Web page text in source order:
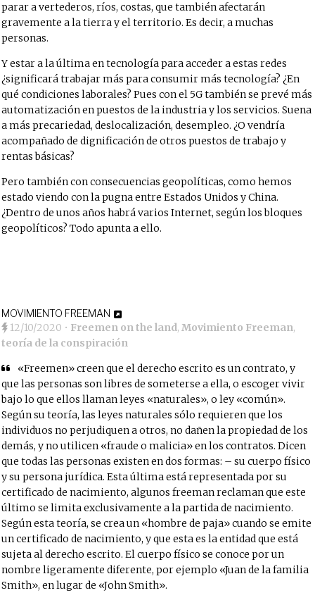
parar a vertederos, ríos, costas, que también afectarán
gravemente a la tierra y el territorio. Es decir, a muchas
personas.
Y estar a la última en tecnología para acceder a estas redes
¿significará trabajar más para consumir más tecnología? ¿En
qué condiciones laborales? Pues con el 5G también se prevé más
automatización en puestos de la industria y los servicios. Suena
a más precariedad, deslocalización, desempleo. ¿O vendría
acompañado de dignificación de otros puestos de trabajo y
rentas básicas?
Pero también con consecuencias geopolíticas, como hemos
estado viendo con la pugna entre Estados Unidos y China.
¿Dentro de unos años habrá varios Internet, según los bloques
geopolíticos? Todo apunta a ello.
MOVIMIENTO FREEMAN
12/10/2020 • Freemen on the land,Movimiento Freeman,
teoría de la conspiración
«Freemen» creen que el derecho escrito es un contrato, y
que las personas son libres de someterse a ella, o escoger vivir
bajo lo que ellos llaman leyes «naturales», o ley «común».
Según su teoría, las leyes naturales sólo requieren que los
individuos no perjudiquen a otros, no dañen la propiedad de los
demás, y no utilicen «fraude o malicia» en los contratos. Dicen
que todas las personas existen en dos formas: – su cuerpo físico
y su persona jurídica. Esta última está representada por su
certificado de nacimiento, algunos freeman reclaman que este
último se limita exclusivamente a la partida de nacimiento.
Según esta teoría, se crea un «hombre de paja» cuando se emite
un certificado de nacimiento, y que esta es la entidad que está
sujeta al derecho escrito. El cuerpo físico se conoce por un
nombre ligeramente diferente, por ejemplo «Juan de la familia
Smith», en lugar de «John Smith».